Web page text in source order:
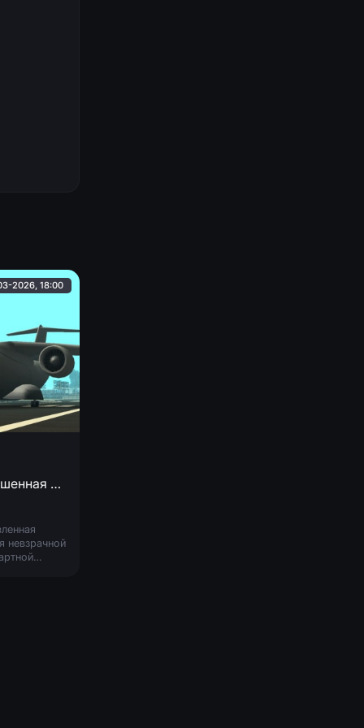
2026, 18:00
Улучшенная Андромеда
невзрачной